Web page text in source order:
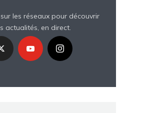
les réseaux pour découvrir
actualités, en direct.